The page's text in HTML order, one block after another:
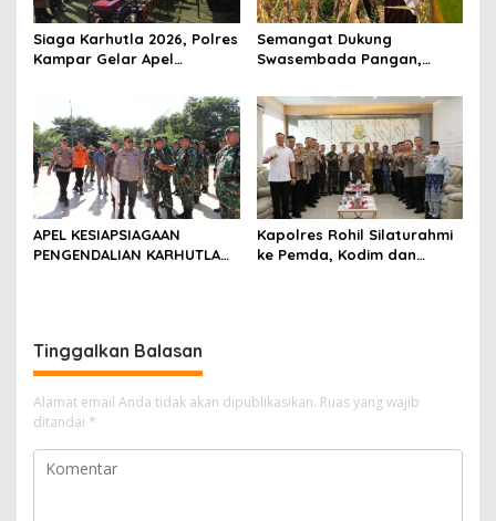
Siaga Karhutla 2026, Polres
Kampar Gelar Apel
Terkait
Semangat Dukung
Swasembada Pangan,
Langsung Panen Jagung di
Sendayan
APEL KESIAPSIAGAAN
PENGENDALIAN KARHUTLA
NINO
Kapolres Rohil Silaturahmi
ke Pemda, Kodim dan
Tinggalkan Balasan
Alamat email Anda tidak akan dipublikasikan. Ruas yang wajib
ditandai *